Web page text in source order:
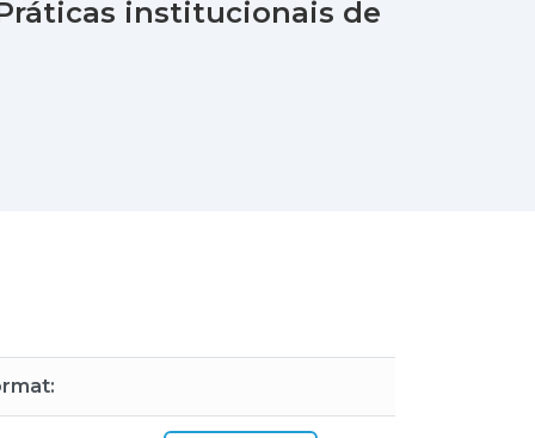
institucionais de